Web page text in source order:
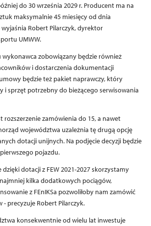
do 30 września 2029 r. Producent ma na
maksymalnie 45 miesięcy od dnia
Robert Pilarczyk, dyrektor
UMWW.
zobowiązany będzie również
i dostarczenia dokumentacji
będzie też pakiet naprawczy, który
i sprzęt potrzebny do bieżącego serwisowania
rozszerzenie zamówienia do 15, a nawet
województwa uzależnia tę drugą opcję
dotacji unijnych. Na podjęcie decyzji będzie
pojazdu.
dzięki dotacji z FEW 2021-2027 skorzystamy
kilka dodatkowych pociągów,
z FEnIKSa pozwoliłoby nam zamówić
- precyzuje Robert Pilarczyk.
konsekwentnie od wielu lat inwestuje